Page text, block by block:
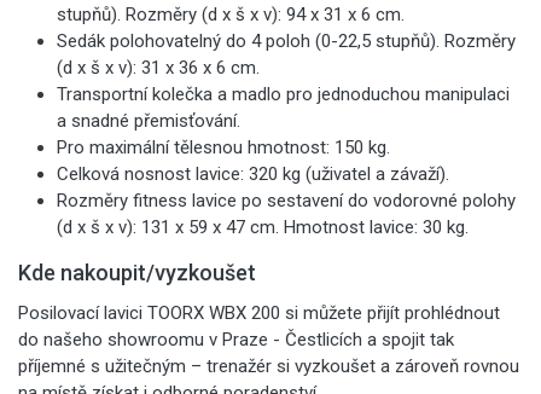
stupňů). Rozměry (d x š x v): 94 x 31 x 6 cm.
Sedák polohovatelný do 4 poloh (0-22,5 stupňů). Rozměry
(d x š x v): 31 x 36 x 6 cm.
Transportní kolečka a madlo pro jednoduchou manipulaci
a snadné přemisťování.
Pro maximální tělesnou hmotnost: 150 kg.
Celková nosnost lavice: 320 kg (uživatel a závaží).
Rozměry fitness lavice po sestavení do vodorovné polohy
(d x š x v): 131 x 59 x 47 cm. Hmotnost lavice: 30 kg.
Kde nakoupit/vyzkoušet
Posilovací lavici TOORX WBX 200 si můžete přijít prohlédnout
do našeho showroomu v Praze - Čestlicích a spojit tak
příjemné s užitečným – trenažér si vyzkoušet a zároveň rovnou